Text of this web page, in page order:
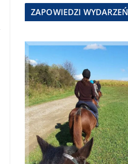
ZAPOWIEDZI WYDARZEŃ